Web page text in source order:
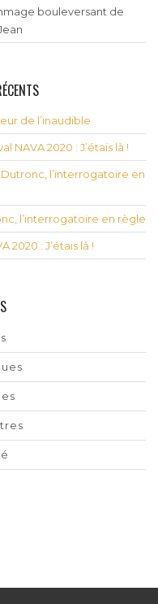
bouleversant de
de l’inaudible
NAVA 2020 : J’étais là !
l’interrogatoire en
l’interrogatoire en règle
2020 : J’étais là !